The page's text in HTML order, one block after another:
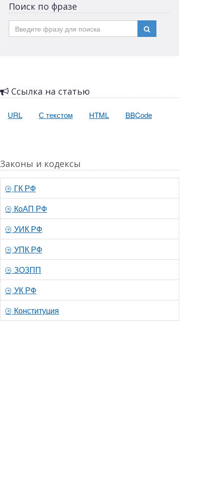
Поиск по фразе
Ссылка на статью
URL С текстом HTML BBCode
Законы и кодексы
ГК РФ
КоАП РФ
УИК РФ
УПК РФ
ЗОЗПП
УК РФ
Конституция